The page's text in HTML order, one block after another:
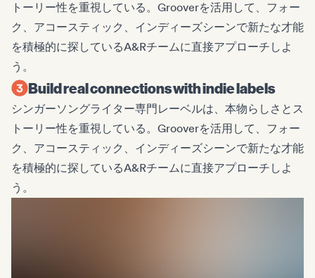
トーリー性を重視している。Grooverを活用して、フォー
ク、アコースティック、インディーズシーンで新たな才能
を積極的に探しているA&Rチームに直接アプローチしよ
う。
Build real connections with indie labels
シンガーソングライター専門レーベルは、本物らしさとス
トーリー性を重視している。Grooverを活用して、フォー
ク、アコースティック、インディーズシーンで新たな才能
を積極的に探しているA&Rチームに直接アプローチしよ
う。